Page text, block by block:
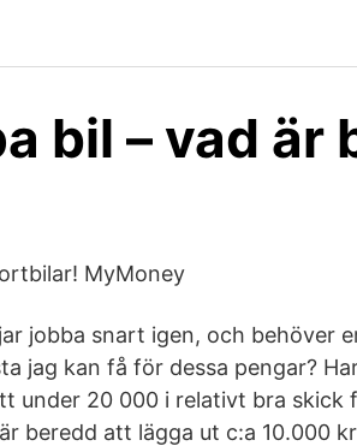
bil – vad är
MyMoney
jobba snart igen, och behöver
jag kan få för dessa pengar?
under 20 000 i relativt bra skick
beredd att lägga ut c:a 10.000